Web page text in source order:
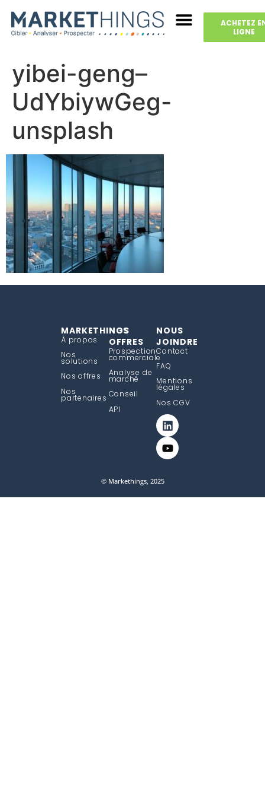
ACHETEZ
LIGNE
yibei-geng–
UdYbiywGeg-
unsplash
MARKETHINGS
À propos
Nos
solutions
Nos offres
Nos
partenaires
NOS
OFFRES
Prospection
commerciale
Analyse de
marché
Conseil
API
NOUS
JOINDRE
Contact
FAQ
Mentions
légales
Nos CGV
© Markethings, 2025